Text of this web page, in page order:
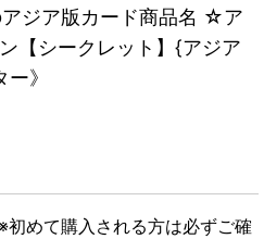
ジア版カード商品名 ☆ア
【シークレット】{アジア
》
初めて購入される方は必ずご確